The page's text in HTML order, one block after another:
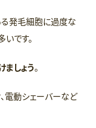
る発毛細胞に過度な
です。
しょう。
電動シェーバーなど